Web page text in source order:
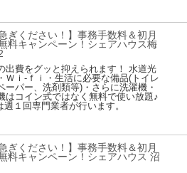
急ぎください！】事務手数料＆初月
料キャンペーン！シェアハウス梅
出費をグッと抑えられます！ 水道光
Ｗｉ-ｆｉ・生活に必要な備品(トイレ
ーパー、洗剤類等)・さらに洗濯機・
はコイン式ではなく無料で使い放題♪
１回専門業者が行います。
急ぎください！】事務手数料＆初月
料キャンペーン！シェアハウス 沼